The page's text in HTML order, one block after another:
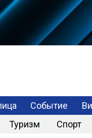
Событие
Туризм Спорт